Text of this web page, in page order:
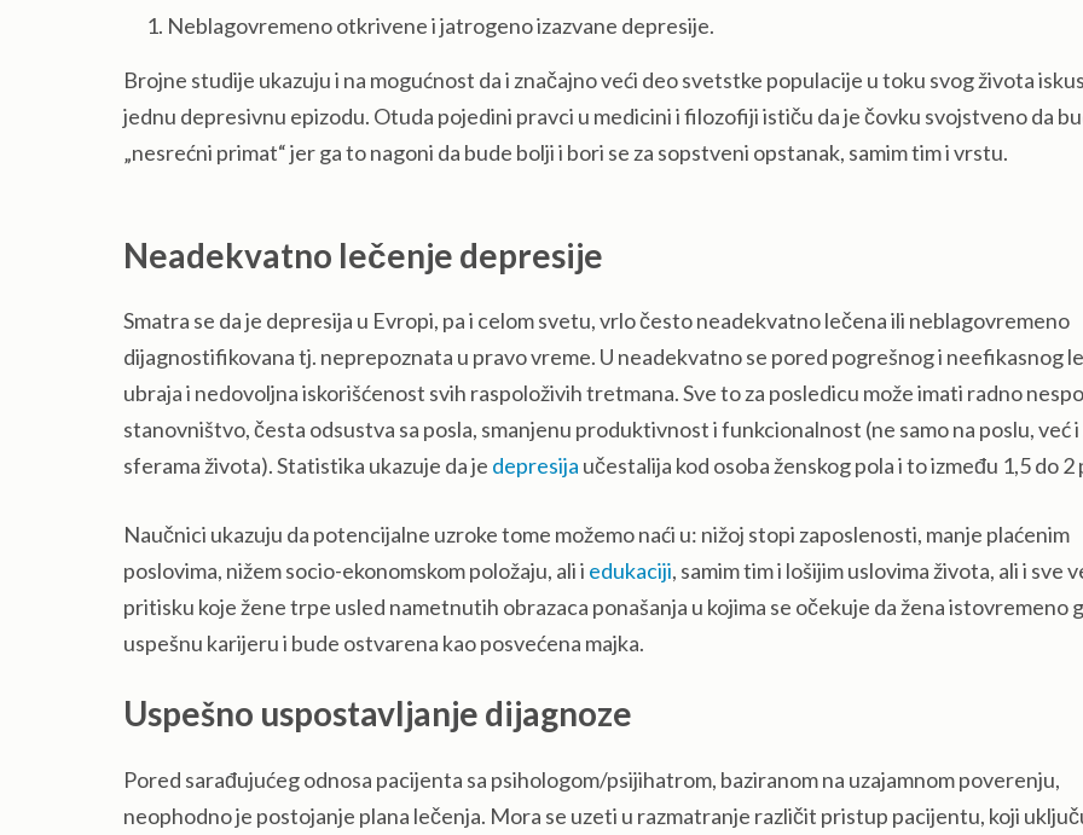
Neblagovremeno otkrivene i jatrogeno izazvane depresije.
Brojne studije ukazuju i na mogućnost da i značajno veći deo svetstke populacije u toku svog života
jednu depresivnu epizodu. Otuda pojedini pravci u medicini i filozofiji ističu da je čovku svojstveno da
„nesrećni primat“ jer ga to nagoni da bude bolji i bori se za sopstveni opstanak, samim tim i vrstu.
Neadekvatno lečenje depresije
Smatra se da je depresija u Evropi, pa i celom svetu, vrlo često neadekvatno lečena ili neblagovremeno
dijagnostifikovana tj. neprepoznata u pravo vreme. U neadekvatno se pored pogrešnog i neefikasnog
ubraja i nedovoljna iskorišćenost svih raspoloživih tretmana. Sve to za posledicu može imati radno
stanovništvo, česta odsustva sa posla, smanjenu produktivnost i funkcionalnost (ne samo na poslu, već i
sferama života). Statistika ukazuje da je depresija učestalija kod osoba ženskog pola i to između 1,5 do 2
Naučnici ukazuju da potencijalne uzroke tome možemo naći u: nižoj stopi zaposlenosti, manje plaćenim
poslovima, nižem socio-ekonomskom položaju, ali i edukaciji, samim tim i lošijim uslovima života, ali i sve
pritisku koje žene trpe usled nametnutih obrazaca ponašanja u kojima se očekuje da žena istovremeno
uspešnu karijeru i bude ostvarena kao posvećena majka.
Uspešno uspostavljanje dijagnoze
Pored sarađujućeg odnosa pacijenta sa psihologom/psijihatrom, baziranom na uzajamnom poverenju,
neophodno je postojanje plana lečenja. Mora se uzeti u razmatranje različit pristup pacijentu, koji